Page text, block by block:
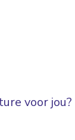
voor